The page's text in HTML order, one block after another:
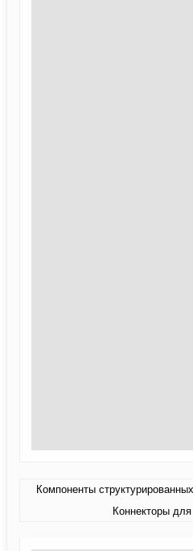
Компоненты
Коннекторы